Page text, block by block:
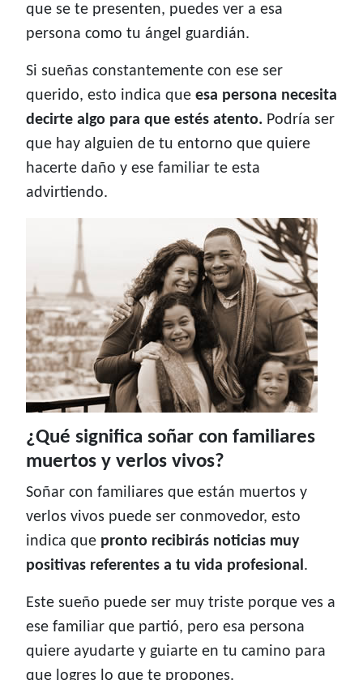
que se te presenten, puedes ver a esa
persona como tu ángel guardián.
Si sueñas constantemente con ese ser
querido, esto indica que esa persona necesita
decirte algo para que estés atento. Podría ser
que hay alguien de tu entorno que quiere
hacerte daño y ese familiar te esta
advirtiendo.
¿Qué significa soñar con familiares
muertos y verlos vivos?
Soñar con familiares que están muertos y
verlos vivos puede ser conmovedor, esto
indica que pronto recibirás noticias muy
positivas referentes a tu vida profesional.
Este sueño puede ser muy triste porque ves a
ese familiar que partió, pero esa persona
quiere ayudarte y guiarte en tu camino para
que logres lo que te propones.